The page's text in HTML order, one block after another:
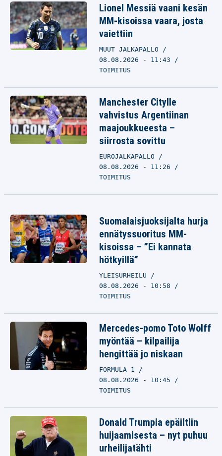
Lionel Messiä vaani kesän
MM-kisoissa vaara, josta
vaiettiin
MUUT JALKAPALLO
08.08.2026 - 11:43
TOIMITUS
Manchester Citylle
vahvistus Argentiinan
maajoukkueesta –
siirrosta sovittu
EUROJALKAPALLO
08.08.2026 - 11:26
TOIMITUS
Suomalaisjuoksijalta hurja
ennätyssuoritus MM-
kisoissa – ”Ei kannata
hötkyillä”
YLEISURHEILU
08.08.2026 - 10:58
TOIMITUS
Mercedes-pomo Toto Wolff
myöntää – kilpailija
hengittää jo niskaan
FORMULA 1
08.08.2026 - 10:45
TOIMITUS
Donald Trumpia epäiltiin
huijaamisesta – nyt puhuu
urheilijatähti